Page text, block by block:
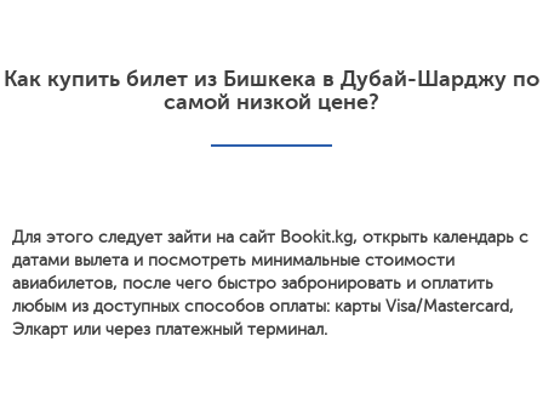
Как купить билет из Бишкека в Дубай-Шарджу по
самой низкой цене?
Для этого следует зайти на сайт Bookit.kg, открыть календарь с
датами вылета и посмотреть минимальные стоимости
авиабилетов, после чего быстро забронировать и оплатить
любым из доступных способов оплаты: карты Visa/Mastercard,
Элкарт или через платежный терминал.